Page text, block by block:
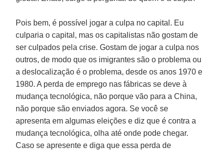
Pois bem, é possível jogar a culpa no capital. Eu
culparia o capital, mas os capitalistas não gostam de
ser culpados pela crise. Gostam de jogar a culpa nos
outros, de modo que os imigrantes são o problema ou
a deslocalização é o problema, desde os anos 1970 e
1980. A perda de emprego nas fábricas se deve à
mudança tecnológica, não porque vão para a China,
não porque são enviados agora. Se você se
apresenta em algumas eleições e diz que é contra a
mudança tecnológica, olha até onde pode chegar.
Caso se apresente e diga que essa perda de